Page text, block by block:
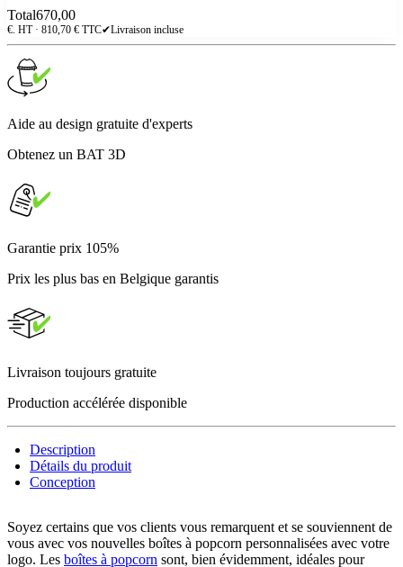
Total670,00
€. HT · 810,70 € TTC✔Livraison incluse
Aide au design gratuite d'experts
Obtenez un BAT 3D
Garantie prix 105%
Prix les plus bas en Belgique garantis
Livraison toujours gratuite
Production accélérée disponible
Description
Détails du produit
Conception
Soyez certains que vos clients vous remarquent et se souviennent de
vous avec vos nouvelles boîtes à popcorn personnalisées avec votre
logo. Les boîtes à popcorn sont, bien évidemment, idéales pour